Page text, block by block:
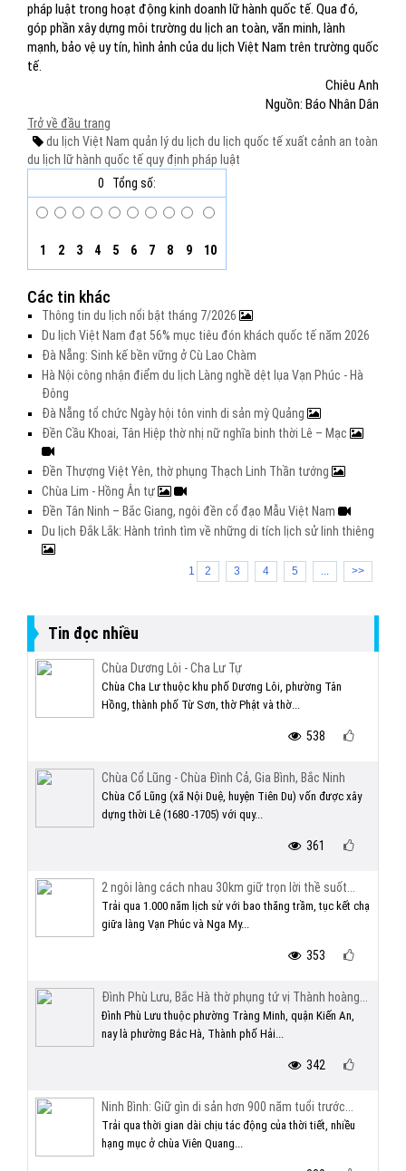
pháp luật trong hoạt động kinh doanh lữ hành quốc tế. Qua đó,
góp phần xây dựng môi trường du lịch an toàn, văn minh, lành
mạnh, bảo vệ uy tín, hình ảnh của du lịch Việt Nam trên trường quốc
tế.
Chiêu Anh
Nguồn: Báo Nhân Dân
Trở về đầu trang
du lịch Việt Nam quản lý du lịch du lịch quốc tếxuất cảnh an toàn
du lịch lữ hành quốc tếquy định pháp luật
0
Tổng số:
1 2 3 4 5 6 7 8 9 10
Các tin khác
Thông tin du lịch nổi bật tháng 7/2026
Du lịch Việt Nam đạt 56% mục tiêu đón khách quốc tế năm 2026
Đà Nẵng: Sinh kế bền vững ở Cù Lao Chàm
Hà Nội công nhận điểm du lịch Làng nghề dệt lụa Vạn Phúc - Hà
Đông
Đà Nẵng tổ chức Ngày hội tôn vinh di sản mỳ Quảng
Đền Cầu Khoai, Tân Hiệp thờ nhị nữ nghĩa binh thời Lê – Mạc
Đền Thượng Việt Yên, thờ phụng Thạch Linh Thần tướng
Chùa Lim - Hồng Ân tự
Đền Tân Ninh – Bắc Giang, ngôi đền cổ đạo Mẫu Việt Nam
Du lịch Đắk Lắk: Hành trình tìm về những di tích lịch sử linh thiêng
1 2 3 4 5 ... >>
Tin đọc nhiều
Chùa Dương Lôi - Cha Lư Tự
Chùa Cha Lư thuộc khu phố Dương Lôi, phường Tân
Hồng, thành phố Từ Sơn, thờ Phật và thờ...
538
Chùa Cổ Lũng - Chùa Đình Cả, Gia Bình, Bắc Ninh
Chùa Cổ Lũng (xã Nội Duệ, huyện Tiên Du) vốn được xây
dựng thời Lê (1680 -1705) với quy...
361
2 ngôi làng cách nhau 30km giữ trọn lời thề suốt...
Trải qua 1.000 năm lịch sử với bao thăng trầm, tục kết chạ
giữa làng Vạn Phúc và Nga My...
353
Đình Phù Lưu, Bắc Hà thờ phụng tứ vị Thành hoàng...
Đình Phù Lưu thuộc phường Tràng Minh, quận Kiến An,
nay là phường Bắc Hà, Thành phố Hải...
342
Ninh Bình: Giữ gìn di sản hơn 900 năm tuổi trước...
Trải qua thời gian dài chịu tác động của thời tiết, nhiều
hạng mục ở chùa Viên Quang...